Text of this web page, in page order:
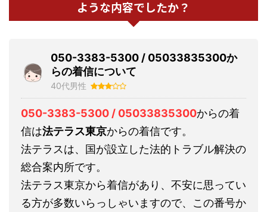
ような内容でしたか？
050-3383-5300 / 05033835300か
らの着信について
40代男性
050-3383-5300 / 05033835300からの着
信は法テラス東京からの着信です。
法テラスは、国が設立した法的トラブル解決の
総合案内所です。
法テラス東京から着信があり、不安に思ってい
る方が多数いらっしゃいますので、この番号か